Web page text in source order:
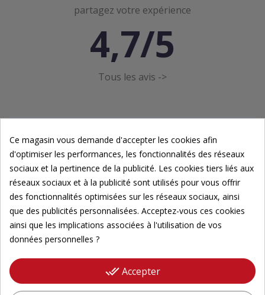
partagez votre expérience
4,7/5
Tous les avis ->
Newsletter
Inscrivez-vous à notre newsletter pour suivre nos
actualités.
Veuillez renseigner votre adresse email pour
Ce magasin vous demande d'accepter les cookies afin
d'optimiser les performances, les fonctionnalités des réseaux
sociaux et la pertinence de la publicité. Les cookies tiers liés aux
réseaux sociaux et à la publicité sont utilisés pour vous offrir
des fonctionnalités optimisées sur les réseaux sociaux, ainsi
que des publicités personnalisées. Acceptez-vous ces cookies
ainsi que les implications associées à l'utilisation de vos
données personnelles ?
done_all Accepter